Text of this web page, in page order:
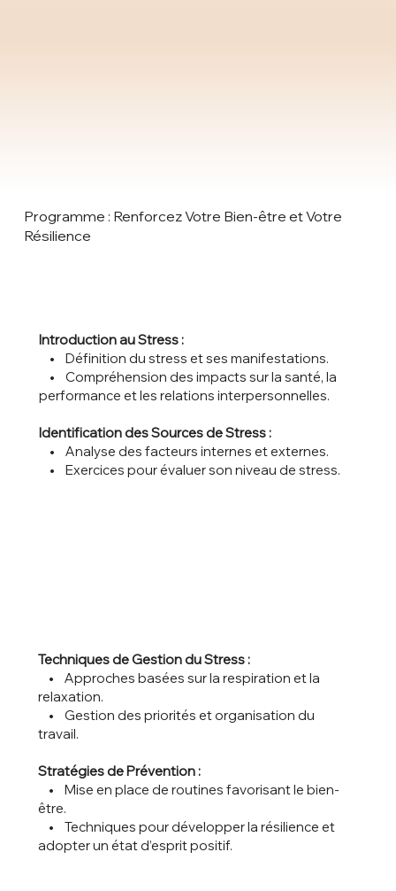
Programme : Renforcez Votre Bien-être et Votre
Résilience
Introduction au Stress :
• Définition du stress et ses manifestations.
• Compréhension des impacts sur la santé, la
performance et les relations interpersonnelles.
Identification des Sources de Stress :
• Analyse des facteurs internes et externes.
• Exercices pour évaluer son niveau de stress.
Techniques de Gestion du Stress :
• Approches basées sur la respiration et la
relaxation.
• Gestion des priorités et organisation du
travail.
Stratégies de Prévention :
• Mise en place de routines favorisant le bien-
être.
• Techniques pour développer la résilience et
adopter un état d’esprit positif.